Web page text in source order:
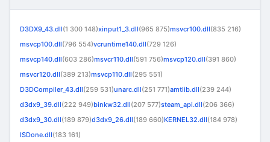
D3DX9_43.dll(1 300 148)xinput1_3.dll(965 875)msvcr100.dll(835 216)
msvcp100.dll(796 554)vcruntime140.dll(729 126)
msvcp140.dll(603 286)msvcr110.dll(591 756)msvcp120.dll(391 860)
msvcr120.dll(389 213)msvcp110.dll(295 551)
D3DCompiler_43.dll(259 531)unarc.dll(251 771)amtlib.dll(239 244)
d3dx9_39.dll(222 949)binkw32.dll(207 577)steam_api.dll(206 366)
d3dx9_30.dll(189 879)d3dx9_26.dll(189 660)KERNEL32.dll(184 978)
ISDone.dll(183 161)